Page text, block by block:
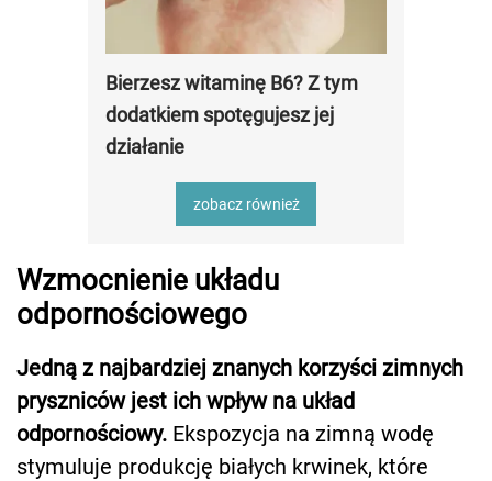
Bierzesz witaminę B6? Z tym
dodatkiem spotęgujesz jej
działanie
zobacz również
Wzmocnienie układu
odpornościowego
Jedną z najbardziej znanych korzyści zimnych
pryszniców jest ich wpływ na układ
odpornościowy. Ekspozycja na zimną wodę
stymuluje produkcję białych krwinek, które